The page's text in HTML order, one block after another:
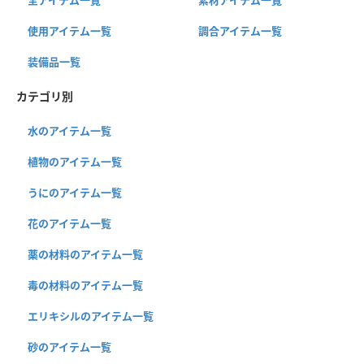
使用アイテム一覧 調合アイテム一覧
装備品一覧
カテゴリ別
水のアイテム一覧
植物のアイテム一覧
うにのアイテム一覧
花のアイテム一覧
薬の材料のアイテム一覧
毒の材料のアイテム一覧
エリキシルのアイテム一覧
砂のアイテム一覧